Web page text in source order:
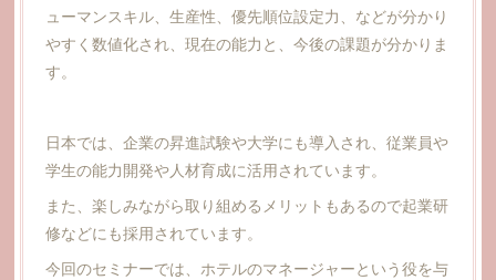
ューマンスキル、生産性、優先順位設定力、などが分かり
やすく数値化され、現在の能力と、今後の課題が分かりま
す。
日本では、企業の昇進試験や大学にも導入され、従業員や
学生の能力開発や人材育成に活用されています。
また、楽しみながら取り組めるメリットもあるので起業研
修などにも採用されています。
今回のセミナーでは、ホテルのマネージャーという役を与